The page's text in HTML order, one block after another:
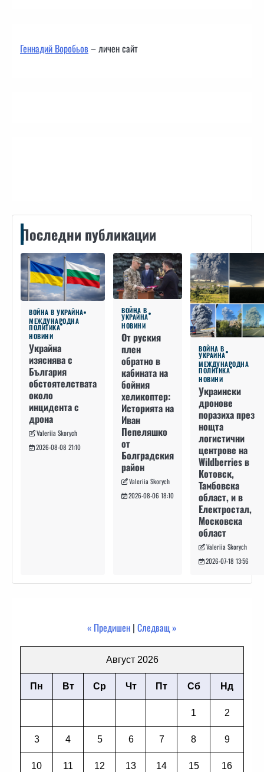
Геннадий Воробьов– личен сайт
Последни публикации
ВОЙНА В УКРАЙНА
МЕЖДУНАРОДНА
ПОЛИТИКА
НОВИНИ
Украйна
изяснява с
България
обстоятелствата
около
инцидента с
дрона
Valeriia Skorych
2026-08-08 21:10
ВОЙНА В
УКРАЙНА
НОВИНИ
От руския
плен
обратно в
кабината на
бойния
хеликоптер:
Историята на
Иван
Пепеляшко
от
Болградския
район
Valeriia Skorych
2026-08-06 18:10
ВОЙНА В
УКРАЙНА
МЕЖДУНАРОДНА
ПОЛИТИКА
НОВИНИ
Украински
дронове
поразиха през
нощта
логистични
центрове на
Wildberries в
Котовск,
Тамбовска
област, и в
Електростал,
Московска
област
Valeriia Skorych
2026-07-18 13:56
« Предишен | Следващ »
Август 2026
Пн Вт Ср Чт Пт Сб Нд
1 2
3 4 5 6 7 8 9
10 11 12 13 14 15 16